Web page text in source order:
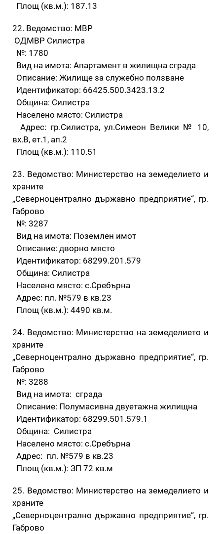
Площ (кв.м.): 187.13
22. Ведомство: МВР
ОДМВР Силистра
№: 1780
Вид на имота: Апартамент в жилищна сграда
Описание: Жилище за служебно ползване
Идентификатор: 66425.500.3423.13.2
Община: Силистра
Населено място: Силистра
Адрес: гр.Силистра, ул.Симеон Велики № 10,
вх.В, ет.1, ап.2
Площ (кв.м.): 110.51
23. Ведомство: Министерство на земеделието и
храните
„Северноцентрално държавно предприятие“, гр.
Габрово
№: 3287
Вид на имота: Поземлен имот
Описание: дворно място
Идентификатор: 68299.201.579
Община: Силистра
Населено място: с.Сребърна
Адрес: пл. №579 в кв.23
Площ (кв.м.): 4490 кв.м.
24. Ведомство: Министерство на земеделието и
храните
„Северноцентрално държавно предприятие“, гр.
Габрово
№: 3288
Вид на имота: сграда
Описание: Полумасивна двуетажна жилищна
Идентификатор: 68299.501.579.1
Община: Силистра
Населено място: с.Сребърна
Адрес: пл. №579 в кв.23
Площ (кв.м.): ЗП 72 кв.м
25. Ведомство: Министерство на земеделието и
храните
„Северноцентрално държавно предприятие“, гр.
Габрово